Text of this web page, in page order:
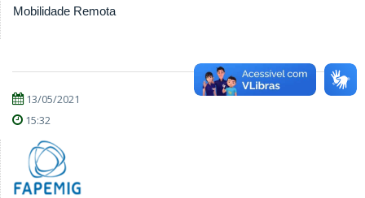
Mobilidade Remota
13/05/2021
15:32